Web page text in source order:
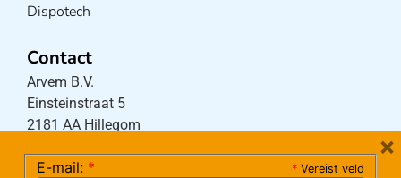
Dispotech
Contact
Arvem B.V.
Einsteinstraat 5
2181 AA Hillegom
* Vereist veld
E-mail: *
×